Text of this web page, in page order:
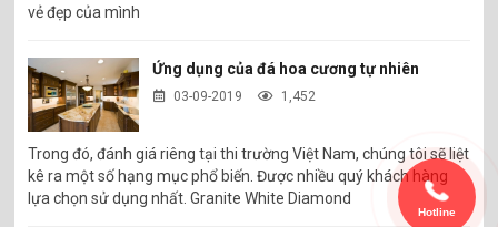
vẻ đẹp của mình
Ứng dụng của đá hoa cương tự nhiên
03-09-2019 1,452
Trong đó, đánh giá riêng tại thi trường Việt Nam, chúng tôi sẽ liệt
kê ra một số hạng mục phổ biến. Được nhiều quý khách hàng
lựa chọn sử dụng nhất. Granite White Diamond
Hotline